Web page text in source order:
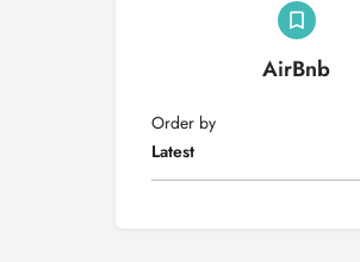
AirBnb
Latest
Order by